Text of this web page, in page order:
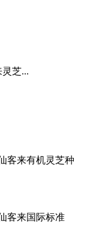
芝...
客来有机灵芝种
客来国际标准